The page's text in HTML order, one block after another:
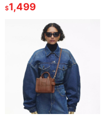
$1,499